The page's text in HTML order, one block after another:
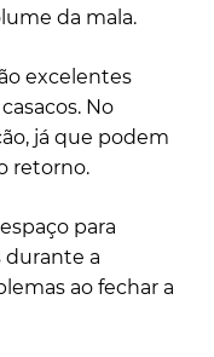
da mala.
excelentes
No
já que podem
retorno.
para
durante a
ao fechar a